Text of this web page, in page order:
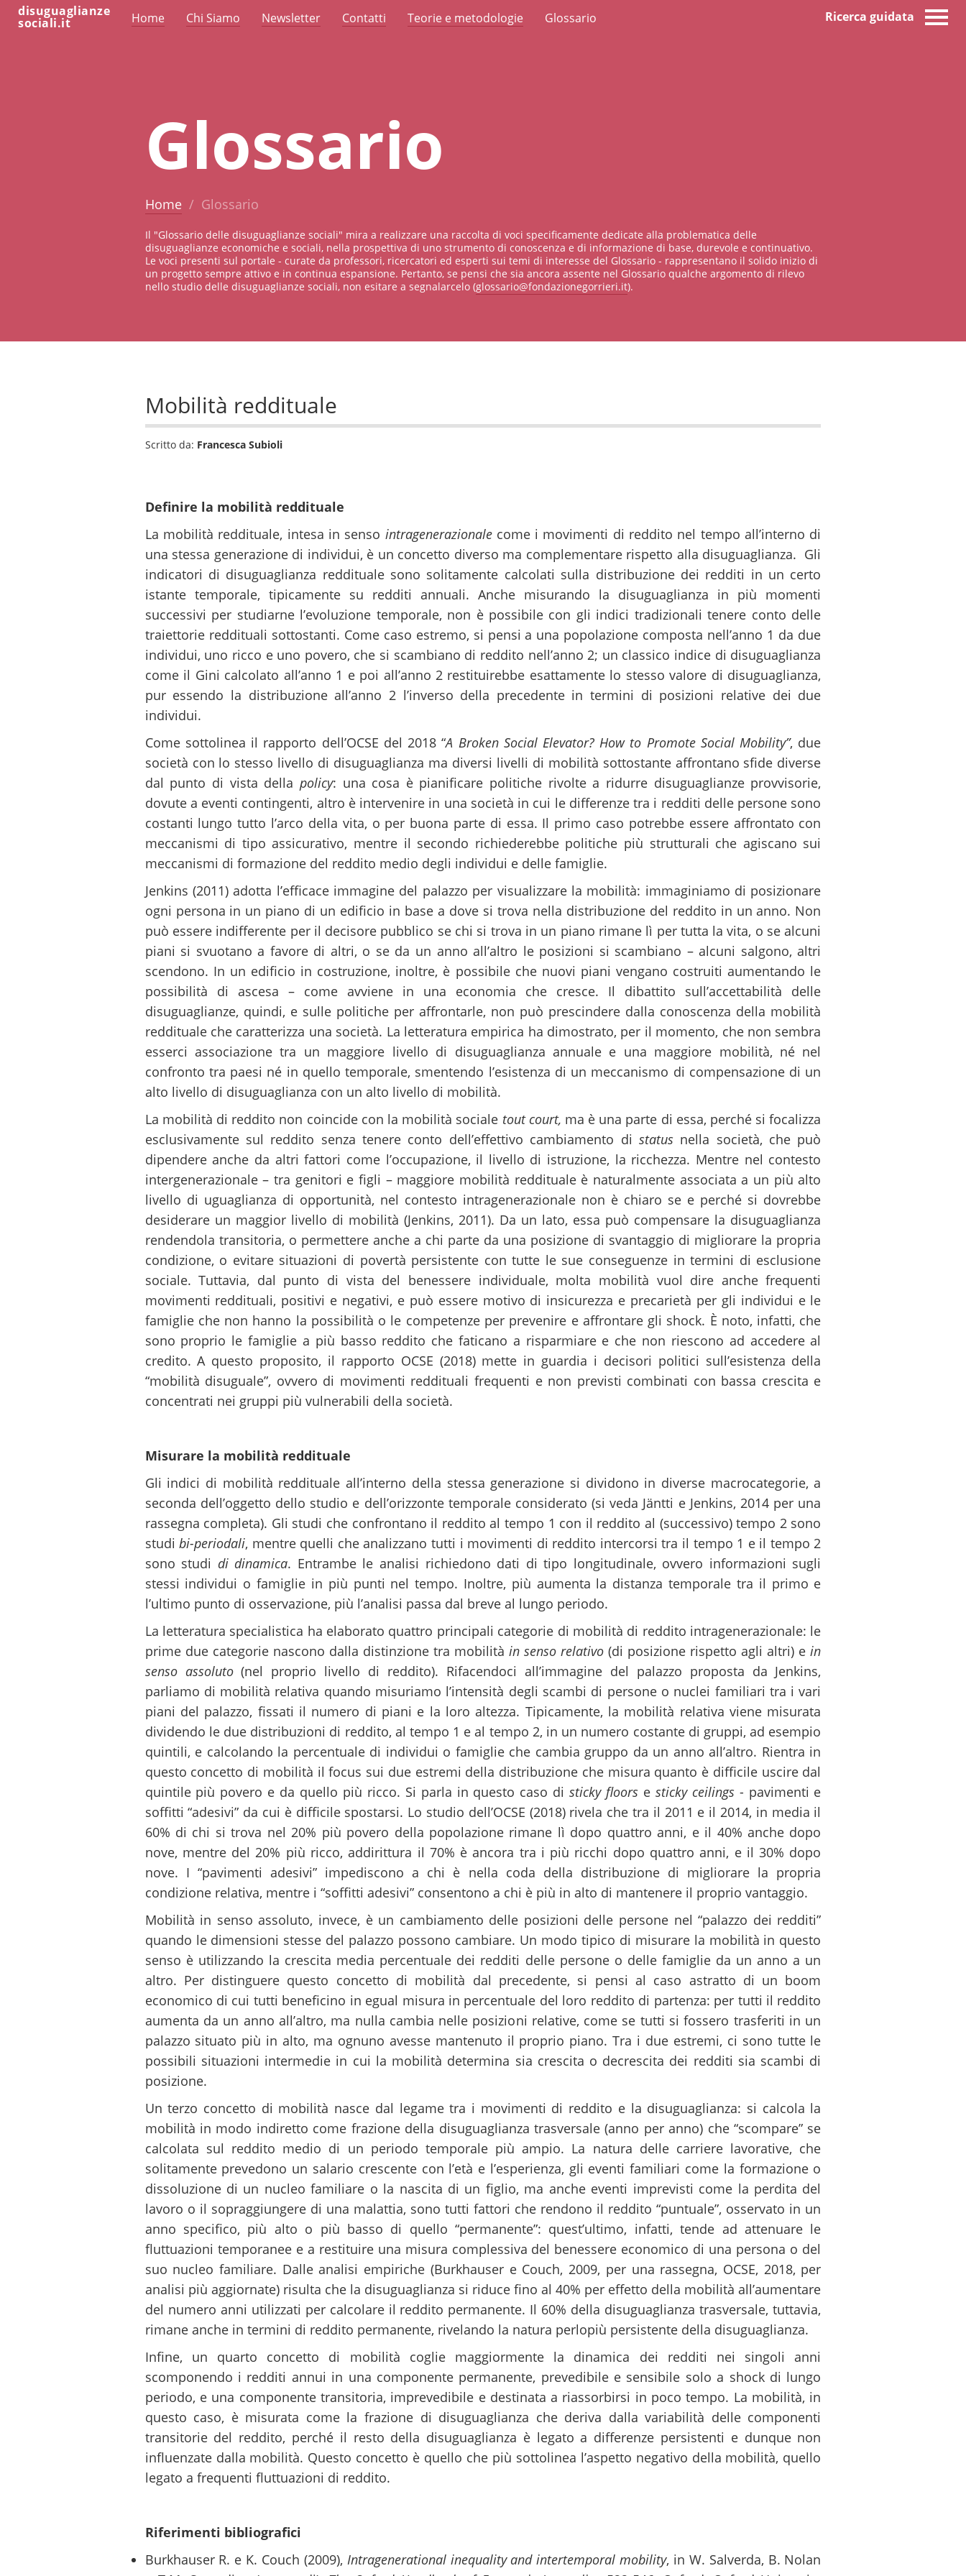
disuguaglianze
sociali.it Home Chi Siamo Newsletter Contatti Teorie e metodologie Glossario Ricerca guidata
Glossario
Home Glossario
Il "Glossario delle disuguaglianze sociali" mira a realizzare una raccolta di voci specificamente dedicate alla problematica delle
disuguaglianze economiche e sociali, nella prospettiva di uno strumento di conoscenza e di informazione di base, durevole e continuativo.
Le voci presenti sul portale - curate da professori, ricercatori ed esperti sui temi di interesse del Glossario - rappresentano il solido inizio di
un progetto sempre attivo e in continua espansione. Pertanto, se pensi che sia ancora assente nel Glossario qualche argomento di rilevo
nello studio delle disuguaglianze sociali, non esitare a segnalarcelo (glossario@fondazionegorrieri.it).
Mobilità reddituale
Scritto da: Francesca Subioli
Definire la mobilità reddituale
La mobilità reddituale, intesa in senso intragenerazionalecome i movimenti di reddito nel tempo all’interno di
una stessa generazione di individui, è un concetto diverso ma complementare rispetto alla disuguaglianza. Gli
indicatori di disuguaglianza reddituale sono solitamente calcolati sulla distribuzione dei redditi in un certo
istante temporale, tipicamente su redditi annuali. Anche misurando la disuguaglianza in più momenti
successivi per studiarne l’evoluzione temporale, non è possibile con gli indici tradizionali tenere conto delle
traiettorie reddituali sottostanti. Come caso estremo, si pensi a una popolazione composta nell’anno 1 da due
individui, uno ricco e uno povero, che si scambiano di reddito nell’anno 2; un classico indice di disuguaglianza
come il Gini calcolato all’anno 1 e poi all’anno 2 restituirebbe esattamente lo stesso valore di disuguaglianza,
pur essendo la distribuzione all’anno 2 l’inverso della precedente in termini di posizioni relative dei due
individui.
Come sottolinea il rapporto dell’OCSE del 2018 “A Broken Social Elevator? How to Promote Social Mobility”, due
società con lo stesso livello di disuguaglianza ma diversi livelli di mobilità sottostante affrontano sfide diverse
dal punto di vista della policy: una cosa è pianificare politiche rivolte a ridurre disuguaglianze provvisorie,
dovute a eventi contingenti, altro è intervenire in una società in cui le differenze tra i redditi delle persone sono
costanti lungo tutto l’arco della vita, o per buona parte di essa. Il primo caso potrebbe essere affrontato con
meccanismi di tipo assicurativo, mentre il secondo richiederebbe politiche più strutturali che agiscano sui
meccanismi di formazione del reddito medio degli individui e delle famiglie.
Jenkins (2011) adotta l’efficace immagine del palazzo per visualizzare la mobilità: immaginiamo di posizionare
ogni persona in un piano di un edificio in base a dove si trova nella distribuzione del reddito in un anno. Non
può essere indifferente per il decisore pubblico se chi si trova in un piano rimane lì per tutta la vita, o se alcuni
piani si svuotano a favore di altri, o se da un anno all’altro le posizioni si scambiano – alcuni salgono, altri
scendono. In un edificio in costruzione, inoltre, è possibile che nuovi piani vengano costruiti aumentando le
possibilità di ascesa – come avviene in una economia che cresce. Il dibattito sull’accettabilità delle
disuguaglianze, quindi, e sulle politiche per affrontarle, non può prescindere dalla conoscenza della mobilità
reddituale che caratterizza una società. La letteratura empirica ha dimostrato, per il momento, che non sembra
esserci associazione tra un maggiore livello di disuguaglianza annuale e una maggiore mobilità, né nel
confronto tra paesi né in quello temporale, smentendo l’esistenza di un meccanismo di compensazione di un
alto livello di disuguaglianza con un alto livello di mobilità.
La mobilità di reddito non coincide con la mobilità sociale tout court, ma è una parte di essa, perché si focalizza
esclusivamente sul reddito senza tenere conto dell’effettivo cambiamento di status nella società, che può
dipendere anche da altri fattori come l’occupazione, il livello di istruzione, la ricchezza. Mentre nel contesto
intergenerazionale – tra genitori e figli – maggiore mobilità reddituale è naturalmente associata a un più alto
livello di uguaglianza di opportunità, nel contesto intragenerazionale non è chiaro se e perché si dovrebbe
desiderare un maggior livello di mobilità (Jenkins, 2011). Da un lato, essa può compensare la disuguaglianza
rendendola transitoria, o permettere anche a chi parte da una posizione di svantaggio di migliorare la propria
condizione, o evitare situazioni di povertà persistente con tutte le sue conseguenze in termini di esclusione
sociale. Tuttavia, dal punto di vista del benessere individuale, molta mobilità vuol dire anche frequenti
movimenti reddituali, positivi e negativi, e può essere motivo di insicurezza e precarietà per gli individui e le
famiglie che non hanno la possibilità o le competenze per prevenire e affrontare gli shock. È noto, infatti, che
sono proprio le famiglie a più basso reddito che faticano a risparmiare e che non riescono ad accedere al
credito. A questo proposito, il rapporto OCSE (2018) mette in guardia i decisori politici sull’esistenza della
“mobilità disuguale”, ovvero di movimenti reddituali frequenti e non previsti combinati con bassa crescita e
concentrati nei gruppi più vulnerabili della società.
Misurare la mobilità reddituale
Gli indici di mobilità reddituale all’interno della stessa generazione si dividono in diverse macrocategorie, a
seconda dell’oggetto dello studio e dell’orizzonte temporale considerato (si veda Jäntti e Jenkins, 2014 per una
rassegna completa). Gli studi che confrontano il reddito al tempo 1 con il reddito al (successivo) tempo 2 sono
studibi-periodali, mentre quelli che analizzano tutti i movimenti di reddito intercorsi tra il tempo 1 e il tempo 2
sono studi di dinamica. Entrambe le analisi richiedono dati di tipo longitudinale, ovvero informazioni sugli
stessi individui o famiglie in più punti nel tempo. Inoltre, più aumenta la distanza temporale tra il primo e
l’ultimo punto di osservazione, più l’analisi passa dal breve al lungo periodo.
La letteratura specialistica ha elaborato quattro principali categorie di mobilità di reddito intragenerazionale: le
prime due categorie nascono dalla distinzione tra mobilità in senso relativo (di posizione rispetto agli altri) ein
senso assoluto(nel proprio livello di reddito). Rifacendoci all’immagine del palazzo proposta da Jenkins,
parliamo di mobilità relativa quando misuriamo l’intensità degli scambi di persone o nuclei familiari tra i vari
piani del palazzo, fissati il numero di piani e la loro altezza. Tipicamente, la mobilità relativa viene misurata
dividendo le due distribuzioni di reddito, al tempo 1 e al tempo 2, in un numero costante di gruppi, ad esempio
quintili, e calcolando la percentuale di individui o famiglie che cambia gruppo da un anno all’altro. Rientra in
questo concetto di mobilità il focus sui due estremi della distribuzione che misura quanto è difficile uscire dal
quintile più povero e da quello più ricco. Si parla in questo caso disticky floors e sticky ceilings- pavimenti e
soffitti “adesivi” da cui è difficile spostarsi. Lo studio dell’OCSE (2018) rivela che tra il 2011 e il 2014, in media il
60% di chi si trova nel 20% più povero della popolazione rimane lì dopo quattro anni, e il 40% anche dopo
nove, mentre del 20% più ricco, addirittura il 70% è ancora tra i più ricchi dopo quattro anni, e il 30% dopo
nove. I “pavimenti adesivi” impediscono a chi è nella coda della distribuzione di migliorare la propria
condizione relativa, mentre i “soffitti adesivi” consentono a chi è più in alto di mantenere il proprio vantaggio.
Mobilità in senso assoluto, invece, è un cambiamento delle posizioni delle persone nel “palazzo dei redditi”
quando le dimensioni stesse del palazzo possono cambiare. Un modo tipico di misurare la mobilità in questo
senso è utilizzando la crescita media percentuale dei redditi delle persone o delle famiglie da un anno a un
altro. Per distinguere questo concetto di mobilità dal precedente, si pensi al caso astratto di un boom
economico di cui tutti beneficino in egual misura in percentuale del loro reddito di partenza: per tutti il reddito
aumenta da un anno all’altro, ma nulla cambia nelle posizioni relative, come se tutti si fossero trasferiti in un
palazzo situato più in alto, ma ognuno avesse mantenuto il proprio piano. Tra i due estremi, ci sono tutte le
possibili situazioni intermedie in cui la mobilità determina sia crescita o decrescita dei redditi sia scambi di
posizione.
Un terzo concetto di mobilità nasce dal legame tra i movimenti di reddito e la disuguaglianza: si calcola la
mobilità in modo indiretto come frazione della disuguaglianza trasversale (anno per anno) che “scompare” se
calcolata sul reddito medio di un periodo temporale più ampio. La natura delle carriere lavorative, che
solitamente prevedono un salario crescente con l’età e l’esperienza, gli eventi familiari come la formazione o
dissoluzione di un nucleo familiare o la nascita di un figlio, ma anche eventi imprevisti come la perdita del
lavoro o il sopraggiungere di una malattia, sono tutti fattori che rendono il reddito “puntuale”, osservato in un
anno specifico, più alto o più basso di quello “permanente”: quest’ultimo, infatti, tende ad attenuare le
fluttuazioni temporanee e a restituire una misura complessiva del benessere economico di una persona o del
suo nucleo familiare. Dalle analisi empiriche (Burkhauser e Couch, 2009, per una rassegna, OCSE, 2018, per
analisi più aggiornate) risulta che la disuguaglianza si riduce fino al 40% per effetto della mobilità all’aumentare
del numero anni utilizzati per calcolare il reddito permanente. Il 60% della disuguaglianza trasversale, tuttavia,
rimane anche in termini di reddito permanente, rivelando la natura perlopiù persistente della disuguaglianza.
Infine, un quarto concetto di mobilità coglie maggiormente la dinamica dei redditi nei singoli anni
scomponendo i redditi annui in una componente permanente, prevedibile e sensibile solo a shock di lungo
periodo, e una componente transitoria, imprevedibile e destinata a riassorbirsi in poco tempo. La mobilità, in
questo caso, è misurata come la frazione di disuguaglianza che deriva dalla variabilità delle componenti
transitorie del reddito, perché il resto della disuguaglianza è legato a differenze persistenti e dunque non
influenzate dalla mobilità. Questo concetto è quello che più sottolinea l’aspetto negativo della mobilità, quello
legato a frequenti fluttuazioni di reddito.
Riferimenti bibliografici
Burkhauser R. e K. Couch (2009), Intragenerational inequality and intertemporal mobility, in W. Salverda, B. Nolan